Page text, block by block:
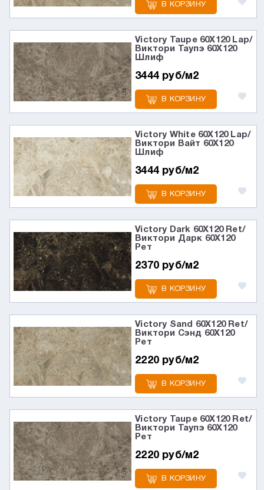
В КОРЗИНУ
Victory Taupe 60X120 Lap/
Виктори Таупэ 60X120
Шлиф
3444 руб/м2
В КОРЗИНУ
Victory White 60X120 Lap/
Виктори Вайт 60X120
Шлиф
3444 руб/м2
В КОРЗИНУ
Victory Dark 60X120 Ret/
Виктори Дарк 60X120
Рет
2370 руб/м2
В КОРЗИНУ
Victory Sand 60X120 Ret/
Виктори Сэнд 60X120
Рет
2220 руб/м2
В КОРЗИНУ
Victory Taupe 60X120 Ret/
Виктори Таупэ 60X120
Рет
2220 руб/м2
В КОРЗИНУ